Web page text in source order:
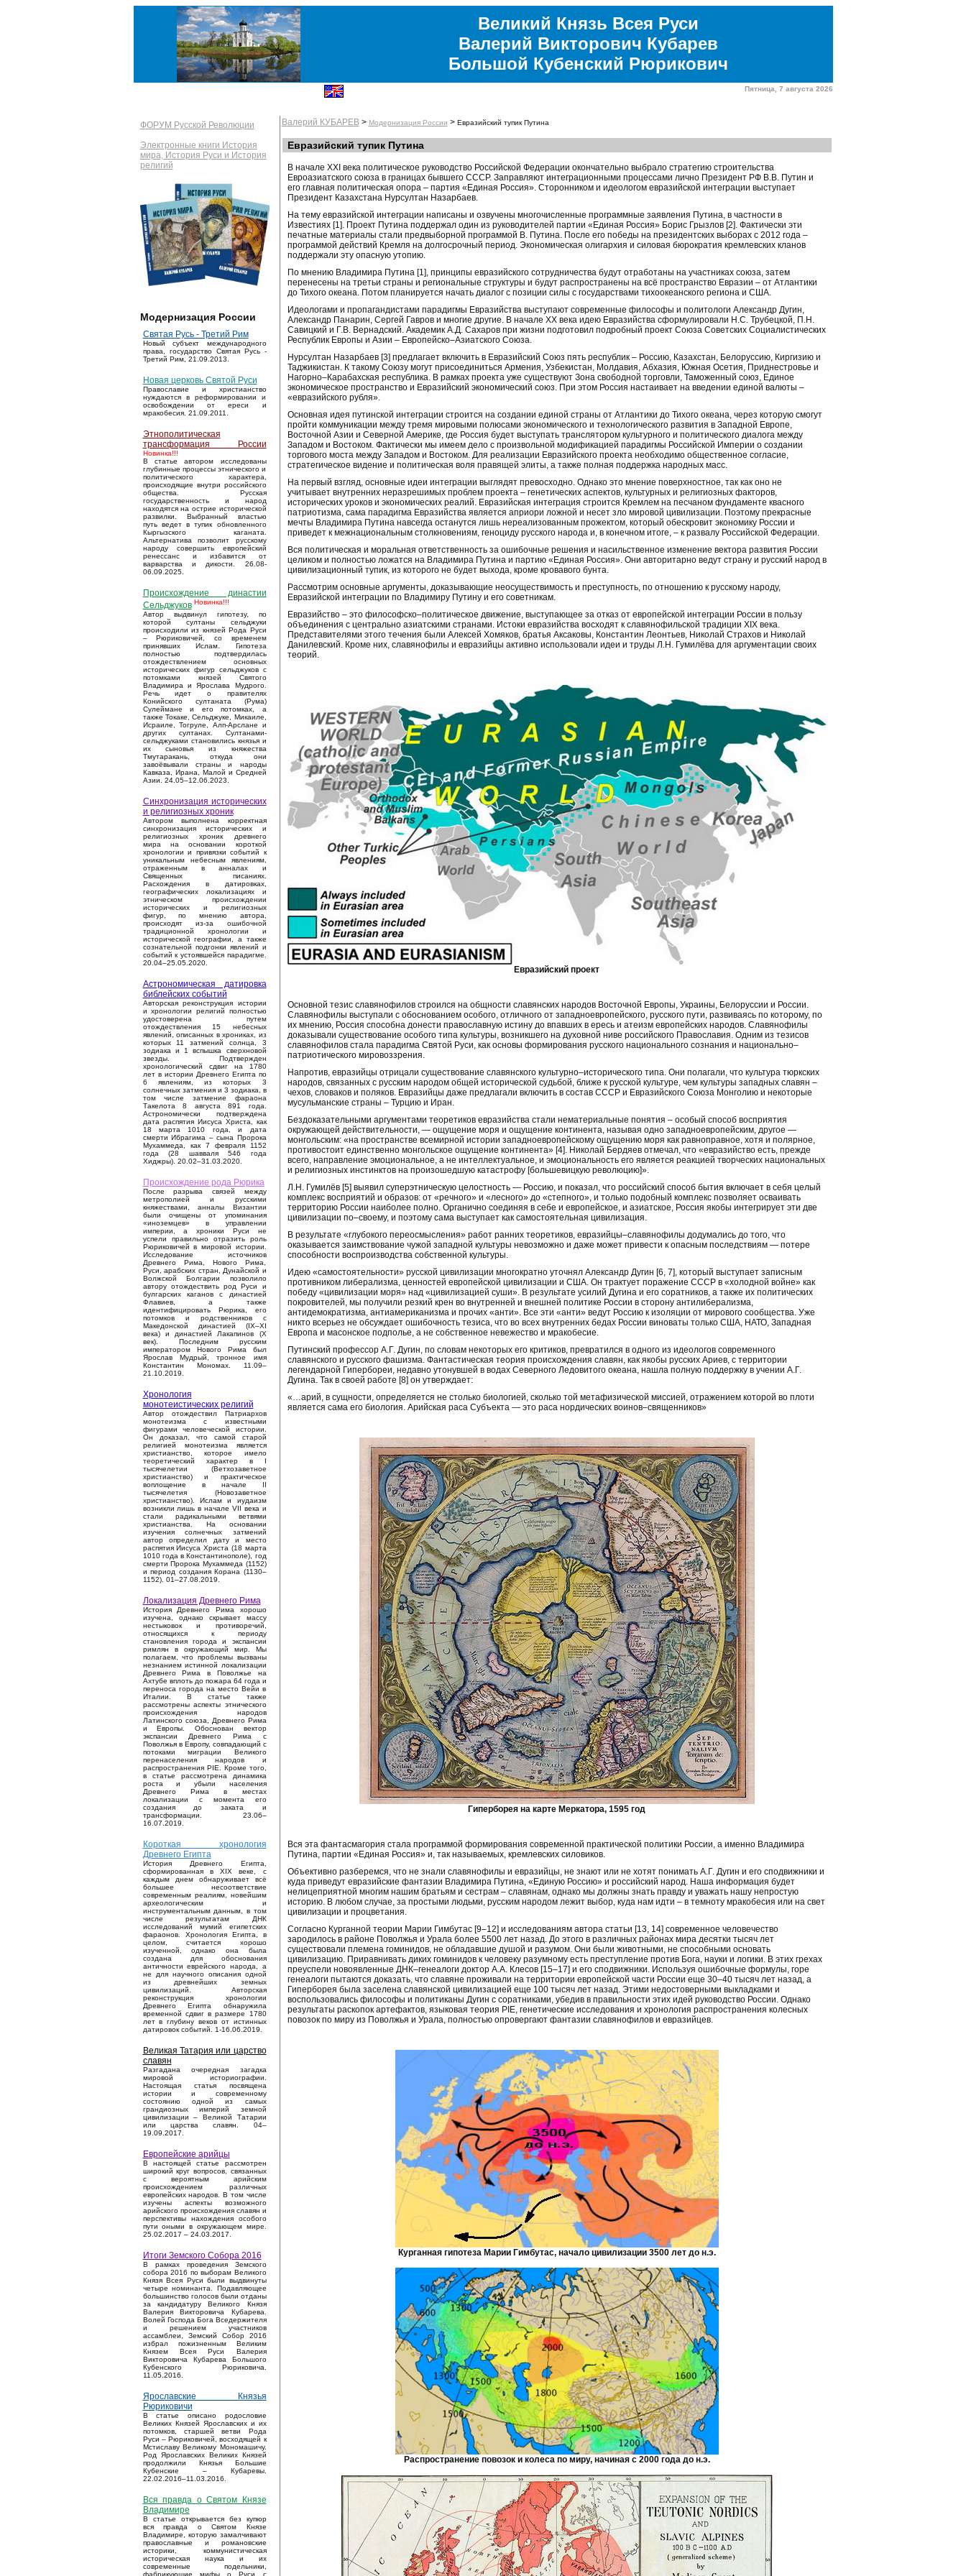
Великий Князь Всея Руси
Валерий Викторович Кубарев
Большой Кубенский Рюрикович
Пятница, 7 августа 2026
ФОРУМ Русской Революции
Электронные книги История
мира, История Руси и История
религий
Модернизация России
Святая Русь - Третий Рим
Новый субъект международного
права, государство Святая Русь -
Третий Рим, 21.09.2013.
Новая церковь Святой Руси
Православие и христианство
нуждаются в реформировании и
освобождении от ереси и
мракобесия. 21.09.2011.
Этнополитическая
трансформация России
Новинка!!!
В статье автором исследованы
глубинные процессы этнического и
политического характера,
происходящие внутри российского
общества. Русская
государственность и народ
находятся на острие исторической
развилки. Выбранный властью
путь ведет в тупик обновленного
Кыргызского каганата.
Альтернатива позволит русскому
народу совершить европейский
ренессанс и избавится от
варварства и дикости. 26.08-
06.09.2025.
Происхождение династии
Сельджуков Новинка!!!
Автор выдвинул гипотезу, по
которой султаны сельджуки
происходили из князей Рода Руси
– Рюриковичей, со временем
принявших Ислам. Гипотеза
полностью подтвердилась
отождествлением основных
исторических фигур сельджуков с
потомками князей Святого
Владимира и Ярослава Мудрого.
Речь идет о правителях
Конийского султаната (Рума)
Сулеймане и его потомках, а
также Токаке, Сельджуке, Микаиле,
Исраиле, Тогруле, Алп-Арслане и
других султанах. Султанами-
сельджуками становились князья и
их сыновья из княжества
Тмутаракань, откуда они
завоёвывали страны и народы
Кавказа, Ирана, Малой и Средней
Азии. 24.05–12.06.2023.
Синхронизация исторических
и религиозных хроник
Автором выполнена корректная
синхронизация исторических и
религиозных хроник древнего
мира на основании короткой
хронологии и привязки событий к
уникальным небесным явлениям,
отраженным в анналах и
Священных писаниях.
Расхождения в датировках,
географических локализациях и
этническом происхождении
исторических и религиозных
фигур, по мнению автора,
происходят из-за ошибочной
традиционной хронологии и
исторической географии, а также
сознательной подгонки явлений и
событий к устоявшейся парадигме.
20.04–25.05.2020.
Астрономическая датировка
библейских событий
Авторская реконструкция истории
и хронологии религий полностью
удостоверена путем
отождествления 15 небесных
явлений, описанных в хрониках, из
которых 11 затмений солнца, 3
зодиака и 1 вспышка сверхновой
звезды. Подтвержден
хронологический сдвиг на 1780
лет в истории Древнего Египта по
6 явлениям, из которых 3
солнечных затмения и 3 зодиака, в
том числе затмение фараона
Такелота 8 августа 891 года.
Астрономически подтверждена
дата распятия Иисуса Христа, как
18 марта 1010 года, и дата
смерти Ибрагима – сына Пророка
Мухаммеда, как 7 февраля 1152
года (28 шавваля 546 года
Хиджры). 20.02–31.03.2020.
Происхождение рода Рюрика
После разрыва связей между
метрополией и русскими
княжествами, анналы Византии
были очищены от упоминания
«иноземцев» в управлении
империи, а хроники Руси не
успели правильно отразить роль
Рюриковичей в мировой истории.
Исследование источников
Древнего Рима, Нового Рима,
Руси, арабских стран, Дунайской и
Волжской Болгарии позволило
автору отождествить род Руси и
булгарских каганов с династией
Флавиев, а также
идентифицировать Рюрика, его
потомков и родственников с
Македонской династией (IX–XI
века) и династией Лакапинов (X
век). Последним русским
императором Нового Рима был
Ярослав Мудрый, тронное имя
Константин Мономах. 11.09–
21.10.2019.
Хронология
монотеистических религий
Автор отождествил Патриархов
монотеизма с известными
фигурами человеческой истории.
Он доказал, что самой старой
религией монотеизма является
христианство, которое имело
теоретический характер в I
тысячелетии (Ветхозаветное
христианство) и практическое
воплощение в начале II
тысячелетия (Новозаветное
христианство). Ислам и иудаизм
возникли лишь в начале VII века и
стали радикальными ветвями
христианства. На основании
изучения солнечных затмений
автор определил дату и место
распятия Иисуса Христа (18 марта
1010 года в Константинополе), год
смерти Пророка Мухаммеда (1152)
и период создания Корана (1130–
1152). 01–27.08.2019.
Локализация Древнего Рима
История Древнего Рима хорошо
изучена, однако скрывает массу
нестыковок и противоречий,
относящихся к периоду
становления города и экспансии
римлян в окружающий мир. Мы
полагаем, что проблемы вызваны
незнанием истинной локализации
Древнего Рима в Поволжье на
Ахтубе вплоть до пожара 64 года и
переноса города на место Вейи в
Италии. В статье также
рассмотрены аспекты этнического
происхождения народов
Латинского союза, Древнего Рима
и Европы. Обоснован вектор
экспансии Древнего Рима с
Поволжья в Европу, совпадающий с
потоками миграции Великого
перенаселения народов и
распространения PIE. Кроме того,
в статье рассмотрена динамика
роста и убыли населения
Древнего Рима в местах
локализации с момента его
создания до заката и
трансформации. 23.06–
16.07.2019.
Короткая хронология
Древнего Египта
История Древнего Египта,
сформированная в XIX веке, с
каждым днем обнаруживает всё
большее несоответствие
современным реалиям, новейшим
археологическим и
инструментальным данным, в том
числе результатам ДНК
исследований мумий египетских
фараонов. Хронология Египта, в
целом, считается хорошо
изученной, однако она была
создана для обоснования
античности еврейского народа, а
не для научного описания одной
из древнейших земных
цивилизаций. Авторская
реконструкция хронологии
Древнего Египта обнаружила
временной сдвиг в размере 1780
лет в глубину веков от истинных
датировок событий. 1-16.06.2019.
Великая Татария или царство
славян
Разгадана очередная загадка
мировой историографии.
Настоящая статья посвящена
истории и современному
состоянию одной из самых
грандиозных империй земной
цивилизации – Великой Татарии
или царства славян. 04–
19.09.2017.
Европейские арийцы
В настоящей статье рассмотрен
широкий круг вопросов, связанных
с вероятным арийским
происхождением различных
европейских народов. В том числе
изучены аспекты возможного
арийского происхождения славян и
перспективы нахождения особого
пути оными в окружающем мире.
25.02.2017 – 24.03.2017.
Итоги Земского Собора 2016
В рамках проведения Земского
собора 2016 по выборам Великого
Князя Всея Руси были выдвинуты
четыре номинанта. Подавляющее
большинство голосов были отданы
за кандидатуру Великого Князя
Валерия Викторовича Кубарева.
Волей Господа Бога Вседержителя
и решением участников
ассамблеи, Земский Собор 2016
избрал пожизненным Великим
Князем Всея Руси Валерия
Викторовича Кубарева Большого
Кубенского Рюриковича.
11.05.2016.
Ярославские Князья
Рюриковичи
В статье описано родословие
Великих Князей Ярославских и их
потомков, старшей ветви Рода
Руси – Рюриковичей, восходящей к
Мстиславу Великому Мономашичу.
Род Ярославских Великих Князей
продолжили Князья Большие
Кубенские – Кубаревы.
22.02.2016–11.03.2016.
Вся правда о Святом Князе
Владимире
В статье открывается без купюр
вся правда о Святом Князе
Владимире, которую замалчивают
православные и романовские
историки, коммунистическая
историческая наука и их
современные подельники,
фабрикующие мифы о Руси с
Валерий КУБАРЕВ> Модернизация России > Евразийский тупик Путина
Евразийский тупик Путина
В начале XXI века политическое руководство Российской Федерации окончательно выбрало стратегию строительства
Евроазиатского союза в границах бывшего СССР. Заправляют интеграционными процессами лично Президент РФ В.В. Путин и
его главная политическая опора – партия «Единая Россия». Сторонником и идеологом евразийской интеграции выступает
Президент Казахстана Нурсултан Назарбаев.
На тему евразийской интеграции написаны и озвучены многочисленные программные заявления Путина, в частности в
Известиях [1]. Проект Путина поддержал один из руководителей партии «Единая Россия» Борис Грызлов [2]. Фактически эти
печатные материалы стали предвыборной программой В. Путина. После его победы на президентских выборах с 2012 года –
программой действий Кремля на долгосрочный период. Экономическая олигархия и силовая бюрократия кремлевских кланов
поддержали эту опасную утопию.
По мнению Владимира Путина [1], принципы евразийского сотрудничества будут отработаны на участниках союза, затем
перенесены на третьи страны и региональные структуры и будут распространены на всё пространство Евразии – от Атлантики
до Тихого океана. Потом планируется начать диалог с позиции силы с государствами тихоокеанского региона и США.
Идеологами и пропагандистами парадигмы Евразийства выступают современные философы и политологи Александр Дугин,
Александр Панарин, Сергей Гавров и многие другие. В начале XX века идею Евразийства сформулировали Н.С. Трубецкой, П.Н.
Савицкий и Г.В. Вернадский. Академик А.Д. Сахаров при жизни подготовил подробный проект Союза Советских Социалистических
Республик Европы и Азии – Европейско–Азиатского Союза.
Нурсултан Назарбаев [3] предлагает включить в Евразийский Союз пять республик – Россию, Казахстан, Белоруссию, Киргизию и
Таджикистан. К такому Союзу могут присоединиться Армения, Узбекистан, Молдавия, Абхазия, Южная Осетия, Приднестровье и
Нагорно–Карабахская республика. В рамках проекта уже существуют Зона свободной торговли, Таможенный союз, Единое
экономическое пространство и Евразийский экономический союз. При этом Россия настаивает на введении единой валюты –
«евразийского рубля».
Основная идея путинской интеграции строится на создании единой страны от Атлантики до Тихого океана, через которую смогут
пройти коммуникации между тремя мировыми полюсами экономического и технологического развития в Западной Европе,
Восточной Азии и Северной Америке, где Россия будет выступать транслятором культурного и политического диалога между
Западом и Востоком. Фактически мы имеем дело с произвольной модификацией парадигмы Российской Империи о создании
торгового моста между Западом и Востоком. Для реализации Евразийского проекта необходимо общественное согласие,
стратегическое видение и политическая воля правящей элиты, а также полная поддержка народных масс.
На первый взгляд, основные идеи интеграции выглядят превосходно. Однако это мнение поверхностное, так как оно не
учитывает внутренних неразрешимых проблем проекта – генетических аспектов, культурных и религиозных факторов,
исторических уроков и экономических реалий. Евразийская интеграция строится Кремлем на песчаном фундаменте квасного
патриотизма, сама парадигма Евразийства является априори ложной и несет зло мировой цивилизации. Поэтому прекрасные
мечты Владимира Путина навсегда останутся лишь нереализованным прожектом, который обескровит экономику России и
приведет к межнациональным столкновениям, геноциду русского народа и, в конечном итоге, – к развалу Российской Федерации.
Вся политическая и моральная ответственность за ошибочные решения и насильственное изменение вектора развития России
целиком и полностью ложатся на Владимира Путина и партию «Единая Россия». Они авторитарно ведут страну и русский народ в
цивилизационный тупик, из которого не будет выхода, кроме кровавого бунта.
Рассмотрим основные аргументы, доказывающие неосуществимость и преступность, по отношению к русскому народу,
Евразийской интеграции по Владимиру Путину и его советникам.
Евразийство – это философско–политическое движение, выступающее за отказ от европейской интеграции России в пользу
объединения с центрально азиатскими странами. Истоки евразийства восходят к славянофильской традиции XIX века.
Представителями этого течения были Алексей Хомяков, братья Аксаковы, Константин Леонтьев, Николай Страхов и Николай
Данилевский. Кроме них, славянофилы и евразийцы активно использовали идеи и труды Л.Н. Гумилёва для аргументации своих
теорий.
Евразийский проект
Основной тезис славянофилов строился на общности славянских народов Восточной Европы, Украины, Белоруссии и России.
Славянофилы выступали с обоснованием особого, отличного от западноевропейского, русского пути, развиваясь по которому, по
их мнению, Россия способна донести православную истину до впавших в ересь и атеизм европейских народов. Славянофилы
доказывали существование особого типа культуры, возникшего на духовной ниве российского Православия. Одним из тезисов
славянофилов стала парадигма Святой Руси, как основы формирования русского национального сознания и национально–
патриотического мировоззрения.
Напротив, евразийцы отрицали существование славянского культурно–исторического типа. Они полагали, что культура тюркских
народов, связанных с русским народом общей исторической судьбой, ближе к русской культуре, чем культуры западных славян –
чехов, словаков и поляков. Евразийцы даже предлагали включить в состав СССР и Евразийского Союза Монголию и некоторые
мусульманские страны – Турцию и Иран.
Бездоказательными аргументами теоретиков евразийства стали нематериальные понятия – особый способ восприятия
окружающей действительности, — ощущение моря и ощущение континента, называя одно западноевропейским, другое —
монгольским: «на пространстве всемирной истории западноевропейскому ощущению моря как равноправное, хотя и полярное,
противостоит единственно монгольское ощущение континента» [4]. Николай Бердяев отмечал, что «евразийство есть, прежде
всего, направление эмоциональное, а не интеллектуальное, и эмоциональность его является реакцией творческих национальных
и религиозных инстинктов на произошедшую катастрофу [большевицкую революцию]».
Л.Н. Гумилёв [5] выявил суперэтническую целостность — Россию, и показал, что российский способ бытия включает в себя целый
комплекс восприятий и образов: от «речного» и «лесного» до «степного», и только подобный комплекс позволяет осваивать
территорию России наиболее полно. Органично соединяя в себе и европейское, и азиатское, Россия якобы интегрирует эти две
цивилизации по–своему, и поэтому сама выступает как самостоятельная цивилизация.
В результате «глубокого переосмысления» работ ранних теоретиков, евразийцы–славянофилы додумались до того, что
оказывается заимствование чужой западной культуры невозможно и даже может привести к опасным последствиям — потере
способности воспроизводства собственной культуры.
Идею «самостоятельности» русской цивилизации многократно уточнял Александр Дугин [6, 7], который выступает записным
противником либерализма, ценностей европейской цивилизации и США. Он трактует поражение СССР в «холодной войне» как
победу «цивилизации моря» над «цивилизацией суши». В результате усилий Дугина и его соратников, а также их политических
покровителей, мы получили резкий крен во внутренней и внешней политике России в сторону антилиберализма,
антидемократизма, антиамериканизма и прочих «анти». Все эти «анти» ведут Россию к изоляции от мирового сообщества. Уже
никто всерьез не обсуждает ошибочность тезиса, что во всех внутренних бедах России виноваты только США, НАТО, Западная
Европа и масонское подполье, а не собственное невежество и мракобесие.
Путинский профессор А.Г. Дугин, по словам некоторых его критиков, превратился в одного из идеологов современного
славянского и русского фашизма. Фантастическая теория происхождения славян, как якобы русских Ариев, с территории
легендарной Гипербореи, недавно утонувшей в водах Северного Ледовитого океана, нашла полную поддержку в учении А.Г.
Дугина. Так в своей работе [8] он утверждает:
«…арий, в сущности, определяется не столько биологией, сколько той метафизической миссией, отражением которой во плоти
является сама его биология. Арийская раса Субъекта — это раса нордических воинов–священников»
Гиперборея на карте Меркатора, 1595 год
Вся эта фантасмагория стала программой формирования современной практической политики России, а именно Владимира
Путина, партии «Единая Россия» и, так называемых, кремлевских силовиков.
Объективно разберемся, что не знали славянофилы и евразийцы, не знают или не хотят понимать А.Г. Дугин и его сподвижники и
куда приведут евразийские фантазии Владимира Путина, «Единую Россию» и российский народ. Наша информация будет
нелицеприятной многим нашим братьям и сестрам – славянам, однако мы должны знать правду и уважать нашу непростую
историю. В любом случае, за простыми людьми, русским народом лежит выбор, куда нам идти – в темноту мракобесия или на свет
цивилизации и процветания.
Согласно Курганной теории Марии Гимбутас [9–12] и исследованиям автора статьи [13, 14] современное человечество
зародилось в районе Поволжья и Урала более 5500 лет назад. До этого в различных районах мира десятки тысяч лет
существовали племена гоминидов, не обладавшие душой и разумом. Они были животными, не способными основать
цивилизацию. Приравнивать диких гоминидов к человеку разумному есть преступление против Бога, науки и логики. В этих грехах
преуспели новоявленные ДНК–генеалоги доктор А.А. Клесов [15–17] и его сподвижники. Используя ошибочные формулы, горе
генеалоги пытаются доказать, что славяне проживали на территории европейской части России еще 30–40 тысяч лет назад, а
Гиперборея была заселена славянской цивилизацией еще 100 тысяч лет назад. Этими недостоверными выкладками и
воспользовались философы и политиканы Дугин с соратниками, убедив в правильности этих идей руководство России. Однако
результаты раскопок артефактов, языковая теория PIE, генетические исследования и хронология распространения колесных
повозок по миру из Поволжья и Урала, полностью опровергают фантазии славянофилов и евразийцев.
Курганная гипотеза Марии Гимбутас, начало цивилизации 3500 лет до н.э.
Распространение повозок и колеса по миру, начиная с 2000 года до н.э.